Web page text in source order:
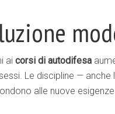
ai corsi di autodifesa
Le discipline —
alle nuove